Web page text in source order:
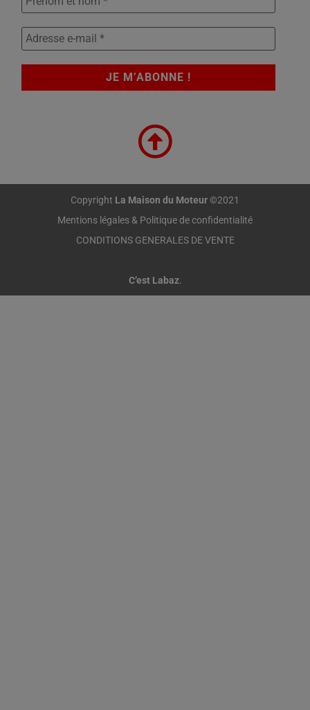
Copyright La Maison du Moteur©2021
Mentions légales & Politique de confidentialité
CONDITIONS GENERALES DE VENTE
C’est Labaz.